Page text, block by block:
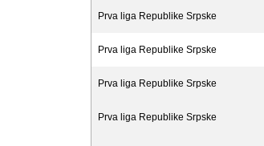
Prva liga Republike Srpske
Prva liga Republike Srpske
Prva liga Republike Srpske
Prva liga Republike Srpske